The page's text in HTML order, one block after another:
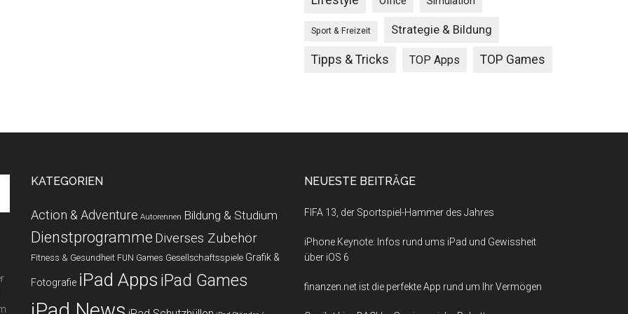
Sport & Freizeit Strategie & Bildung
Tipps & Tricks TOP Apps TOP Games
KATEGORIEN
Action & Adventure Autorennen Bildung & Studium
Dienstprogramme Diverses Zubehör
Fitness & Gesundheit FUN Games Gesellschaftsspiele Grafik &
Fotografie iPad Apps iPad Games
NEUESTE BEITRÄGE
FIFA 13, der Sportspiel-Hammer des Jahres
iPhone Keynote: Infos rund ums iPad und Gewissheit
über iOS 6
finanzen.net ist die perfekte App rund um Ihr Vermögen